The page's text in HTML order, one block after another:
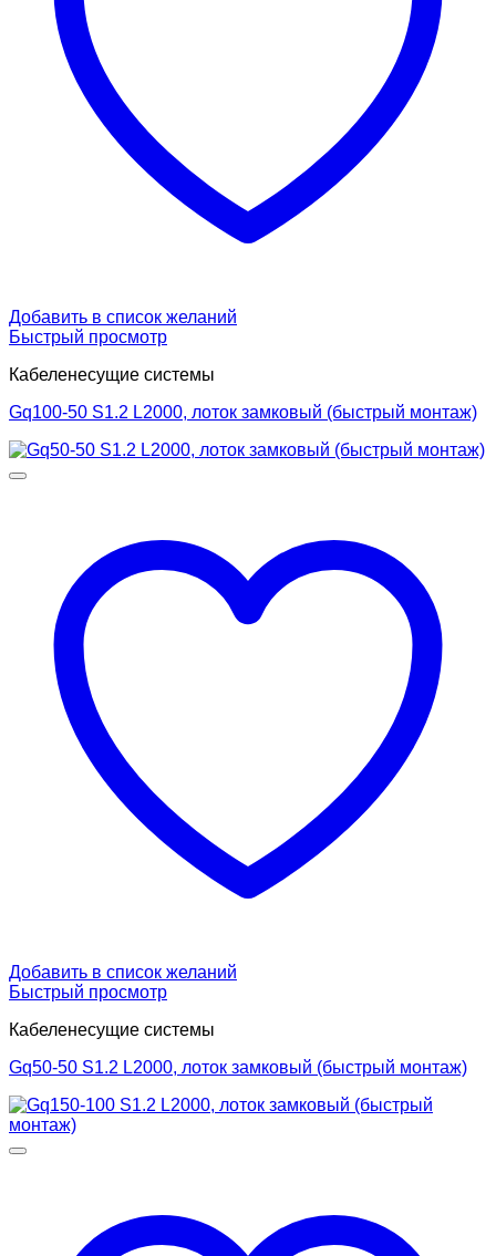
Добавить в список желаний
Быстрый просмотр
Кабеленесущие системы
Gq100-50 S1.2 L2000, лоток замковый (быстрый монтаж)
Добавить в список желаний
Быстрый просмотр
Кабеленесущие системы
Gq50-50 S1.2 L2000, лоток замковый (быстрый монтаж)